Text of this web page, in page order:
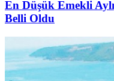
En Düşük Emekli
Belli Oldu